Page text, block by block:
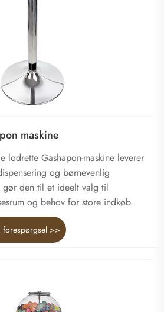
maskine
lodrette Gashapon-maskine leverer
og børnevenlig
gør den til et ideelt valg til
og behov for store indkøb.
forespørgsel >>